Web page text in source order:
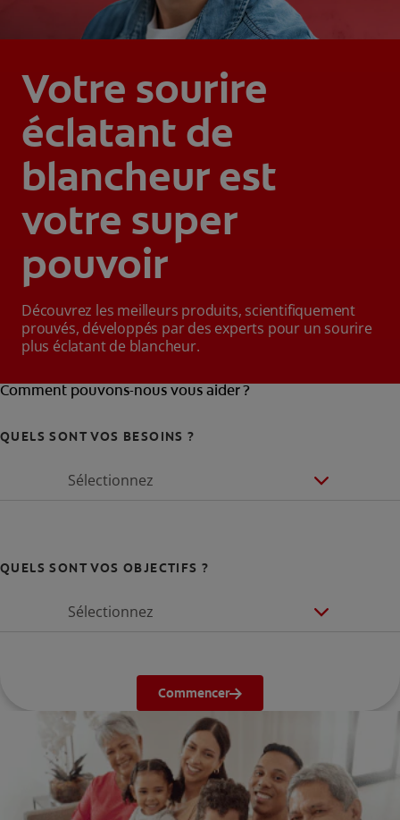
Votre sourire
éclatant de
blancheur est
votre super
pouvoir
Découvrez les meilleurs produits, scientifiquement
prouvés, développés par des experts pour un sourire
plus éclatant de blancheur.
Comment pouvons-nous vous aider ?
QUELS SONT VOS BESOINS ?
Sélectionnez
QUELS SONT VOS OBJECTIFS ?
Sélectionnez
Commencer